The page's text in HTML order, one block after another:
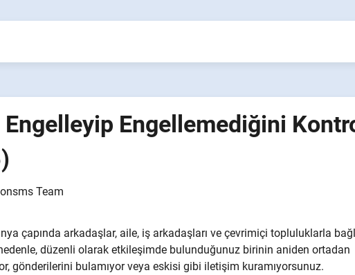
Engellemediğini
Team
çapında arkadaşlar, aile, iş arkadaşları ve çevrimiçi topluluklarla
düzenli olarak etkileşimde bulunduğunuz birinin aniden ortadan
gönderilerini bulamıyor veya eskisi gibi iletişim kuramıyorsunuz.